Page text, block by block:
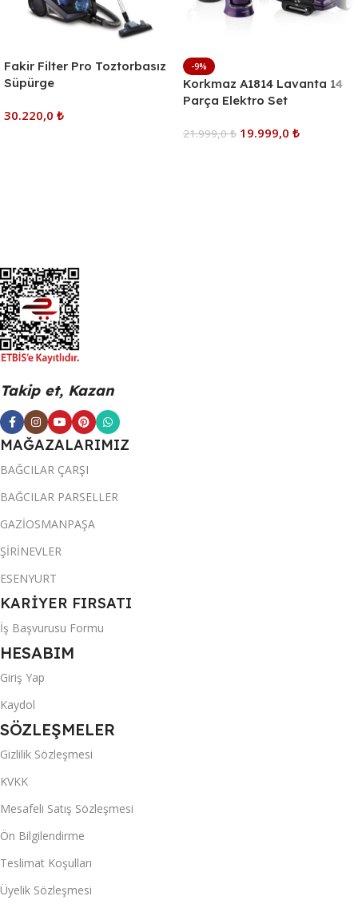
Fakir Filter Pro Toztorbasız
Süpürge
30.220,0 ₺
-9%
Korkmaz A1814 Lavanta 14
Parça Elektro Set
21.999,0₺ 19.999,0 ₺
Takip et, Kazan
MAĞAZALARIMIZ
BAĞCILAR ÇARŞI
BAĞCILAR PARSELLER
GAZİOSMANPAŞA
ŞİRİNEVLER
ESENYURT
KARİYER FIRSATI
İş Başvurusu Formu
HESABIM
Giriş Yap
Kaydol
SÖZLEŞMELER
Gizlilik Sözleşmesi
KVKK
Mesafeli Satış Sözleşmesi
Ön Bilgilendirme
Teslimat Koşulları
Üyelik Sözleşmesi